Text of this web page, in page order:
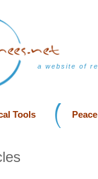
a website of
Tools